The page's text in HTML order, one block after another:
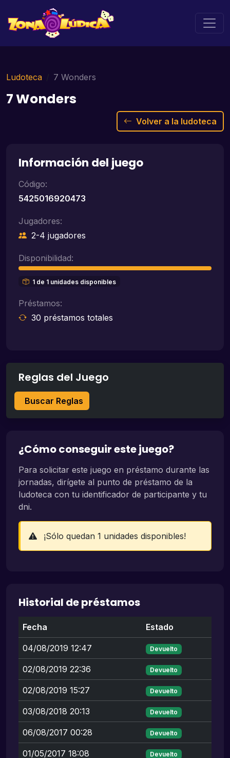
Ludoteca 7 Wonders
7 Wonders
Volver a la ludoteca
Información del juego
Código:
5425016920473
Jugadores:
2-4 jugadores
Disponibilidad:
1 de 1 unidades disponibles
Préstamos:
30 préstamos totales
Reglas del Juego
Buscar Reglas
¿Cómo conseguir este juego?
Para solicitar este juego en préstamo durante las
jornadas, dirígete al punto de préstamo de la
ludoteca con tu identificador de participante y tu
dni.
¡Sólo quedan 1 unidades disponibles!
Historial de préstamos
Fecha Estado
04/08/2019 12:47 Devuelto
02/08/2019 22:36 Devuelto
02/08/2019 15:27 Devuelto
03/08/2018 20:13 Devuelto
06/08/2017 00:28 Devuelto
01/05/2017 18:08 Devuelto